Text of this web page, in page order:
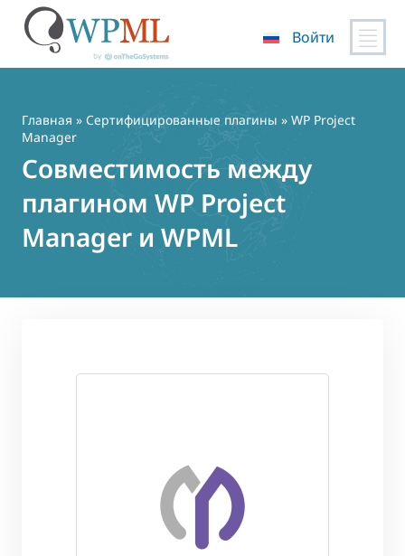
содержимому
Войти
Главная » Сертифицированные плагины » WP Project
Manager
Совместимость между
плагином WP Project
Manager и WPML